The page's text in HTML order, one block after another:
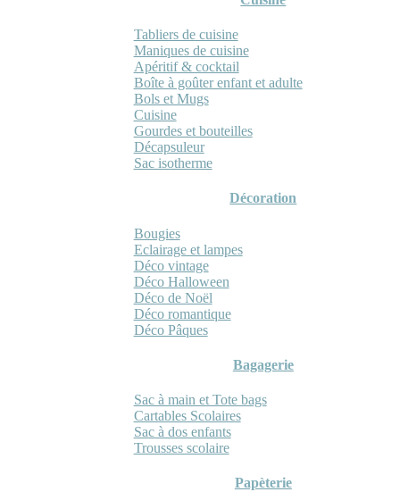
Tabliers de cuisine
Maniques de cuisine
Apéritif & cocktail
Boîte à goûter enfant et adulte
Bols et Mugs
Cuisine
Gourdes et bouteilles
Décapsuleur
Sac isotherme
Décoration
Bougies
Eclairage et lampes
Déco vintage
Déco Halloween
Déco de Noël
Déco romantique
Déco Pâques
Bagagerie
Sac à main et Tote bags
Cartables Scolaires
Sac à dos enfants
Trousses scolaire
Papèterie